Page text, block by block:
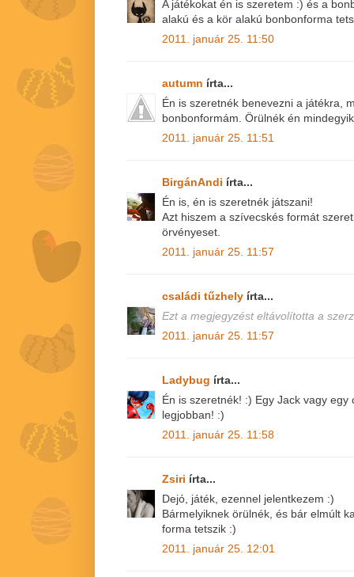
A játékokat én is szeretem :) és a
alakú és a kör alakú bonbonforma
2011. január 25. 11:50
autumn írta...
Én is szeretnék benevezni a játékra,
bonbonformám. Örülnék én
2011. január 25. 11:51
BirgánAndi írta...
Én is, én is szeretnék játszani!
Azt hiszem a szívecskés formát
örvényeset.
2011. január 25. 11:57
családi tűzhely írta...
Ezt a megjegyzést eltávolította a
2011. január 25. 11:57
Ladybug írta...
Én is szeretnék! :) Egy Jack vagy egy
legjobban! :)
2011. január 25. 11:58
Zsiri írta...
Dejó, játék, ezennel jelentkezem :)
Bármelyiknek örülnék, és bár elmúlt
forma tetszik :)
2011. január 25. 12:01